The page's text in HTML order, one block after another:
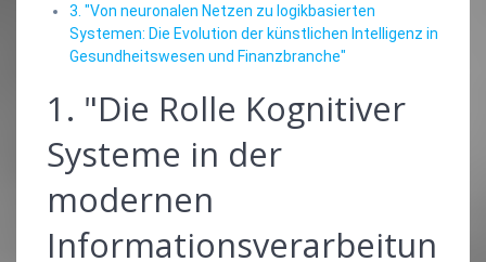
3. "Von neuronalen Netzen zu logikbasierten
Systemen: Die Evolution der künstlichen Intelligenz in
Gesundheitswesen und Finanzbranche"
1. "Die Rolle Kognitiver
Systeme in der
modernen
Informationsverarbeitun